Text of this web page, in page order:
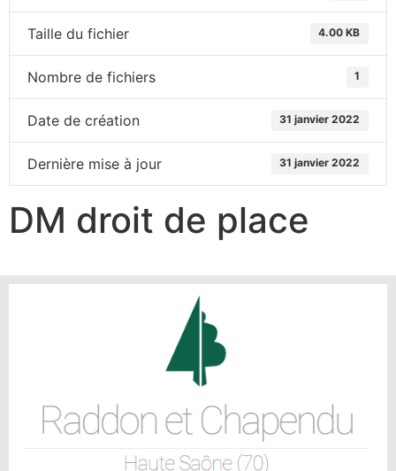
Taille du fichier 4.00 KB
Nombre de fichiers 1
Date de création 31 janvier 2022
Dernière mise à jour 31 janvier 2022
DM droit de place